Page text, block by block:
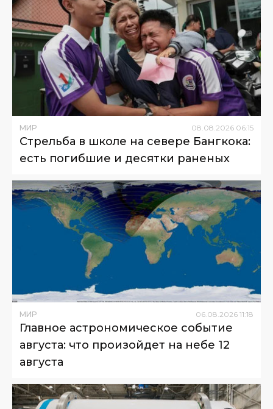
МИР 08 08 2026 06:15
Стрельба в школе на севере Бангкока:
есть погибшие и десятки раненых
МИР 06 08 2026 11:18
Главное астрономическое событие
августа: что произойдет на небе 12
августа